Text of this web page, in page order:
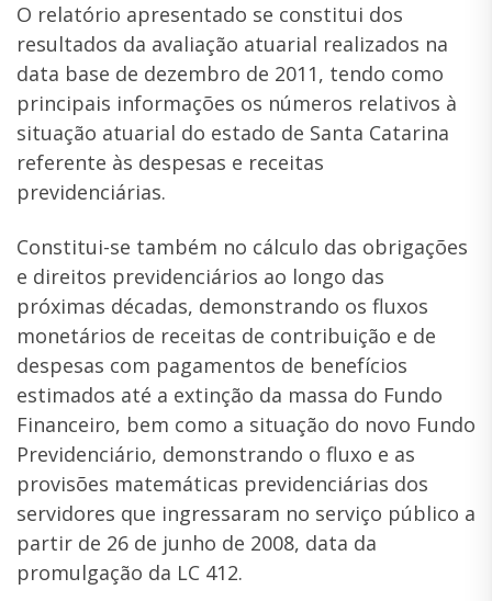
O relatório apresentado se constitui dos
resultados da avaliação atuarial realizados na
data base de dezembro de 2011, tendo como
principais informações os números relativos à
situação atuarial do estado de Santa Catarina
referente às despesas e receitas
previdenciárias.
Constitui-se também no cálculo das obrigações
e direitos previdenciários ao longo das
próximas décadas, demonstrando os fluxos
monetários de receitas de contribuição e de
despesas com pagamentos de benefícios
estimados até a extinção da massa do Fundo
Financeiro, bem como a situação do novo Fundo
Previdenciário, demonstrando o fluxo e as
provisões matemáticas previdenciárias dos
servidores que ingressaram no serviço público a
partir de 26 de junho de 2008, data da
promulgação da LC 412.